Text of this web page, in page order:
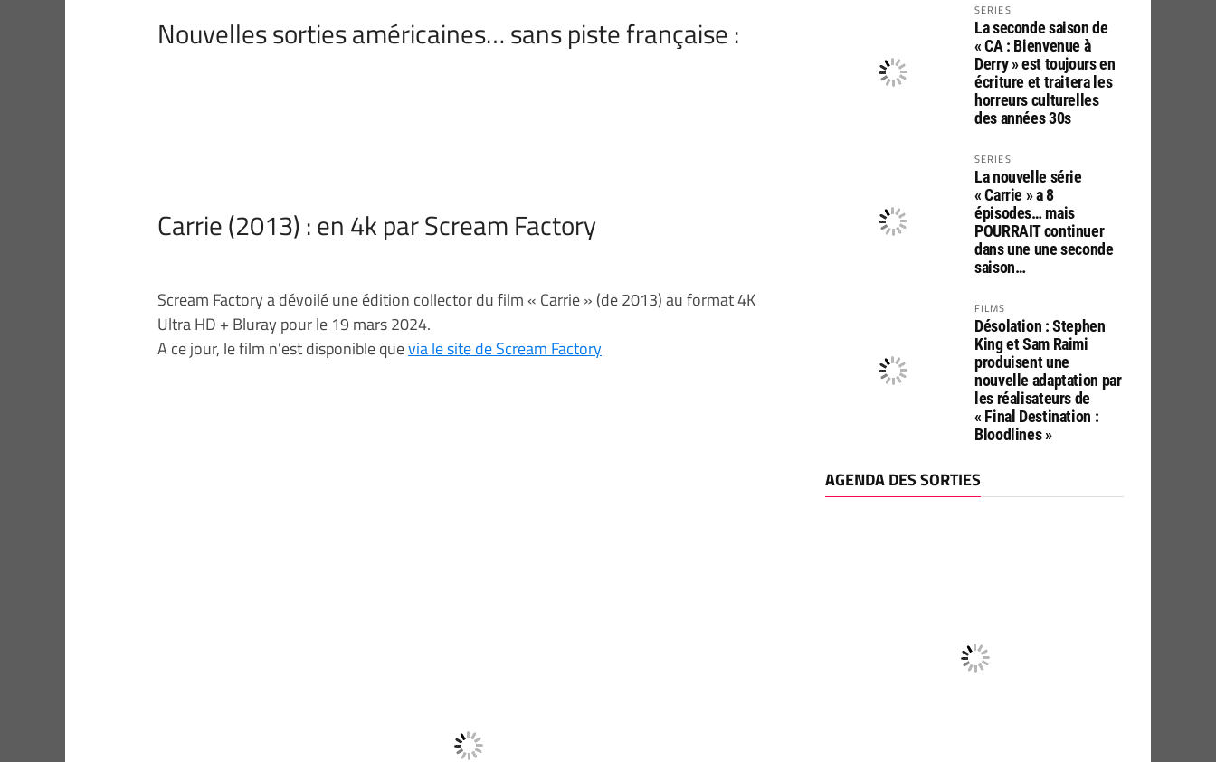
Nouvelles sorties américaines… sans piste française :
Carrie (2013) : en 4k par Scream Factory
Scream Factory a dévoilé une édition collector du film « Carrie » (de 2013) au format 4K
Ultra HD + Bluray pour le 19 mars 2024.
A ce jour, le film n’est disponible quevia le site de Scream Factory
SERIES
La seconde saison de
« CA : Bienvenue à
Derry » est toujours en
écriture et traitera les
horreurs culturelles
des années 30s
SERIES
La nouvelle série
« Carrie » a 8
épisodes… mais
POURRAIT continuer
dans une une seconde
saison…
FILMS
Désolation : Stephen
King et Sam Raimi
produisent une
nouvelle adaptation par
les réalisateurs de
« Final Destination :
Bloodlines »
AGENDA DES SORTIES